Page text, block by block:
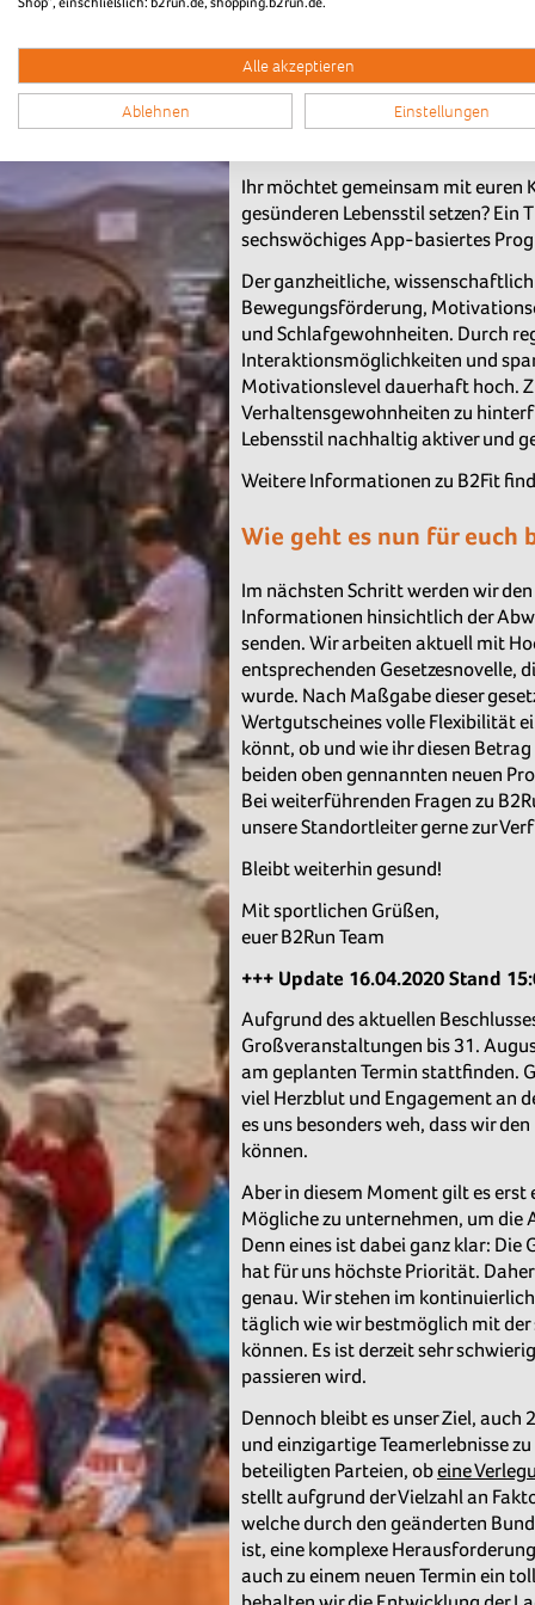
B2Fit
FOR A BETTER YOU
Ihr möchtet gemeinsam mit euren
gesünderen Lebensstil setzen? Ein
sechswöchiges App-basiertes
Der ganzheitliche,
Bewegungsförderung,
und Schlafgewohnheiten. Durch
Interaktionsmöglichkeiten und
Motivationslevel dauerhaft hoch.
Verhaltensgewohnheiten zu
Lebensstil nachhaltig aktiver und
Weitere Informationen zu B2Fit
Wie geht es nun für euch
Im nächsten Schritt werden wir
Informationen hinsichtlich der
senden. Wir arbeiten aktuell mit
entsprechenden Gesetzesnovelle,
wurde. Nach Maßgabe dieser
Wertgutscheines volle Flexibilität
könnt, ob und wie ihr diesen
beiden oben gennannten neuen
Bei weiterführenden Fragen zu
unsere Standortleiter gerne zur
Bleibt weiterhin gesund!
Mit sportlichen Grüßen,
euer B2Run Team
+++ Update 16.04.2020 Stand
Aufgrund des aktuellen
Großveranstaltungen bis 31.
am geplanten Termin stattfinden.
viel Herzblut und Engagement an
es uns besonders weh, dass wir
können.
Aber in diesem Moment gilt es erst
Mögliche zu unternehmen, um die
Denn eines ist dabei ganz klar:
hat für uns höchste Priorität.
genau. Wir stehen im
täglich wie wir bestmöglich mit
können. Es ist derzeit sehr
passieren wird.
Dennoch bleibt es unser Ziel,
und einzigartige Teamerlebnisse
beteiligten Parteien, obeine
stellt aufgrund der Vielzahl an
welche durch den geänderten
ist, eine komplexe
auch zu einem neuen Termin ein
Alle akzeptieren
Ablehnen Einstellungen